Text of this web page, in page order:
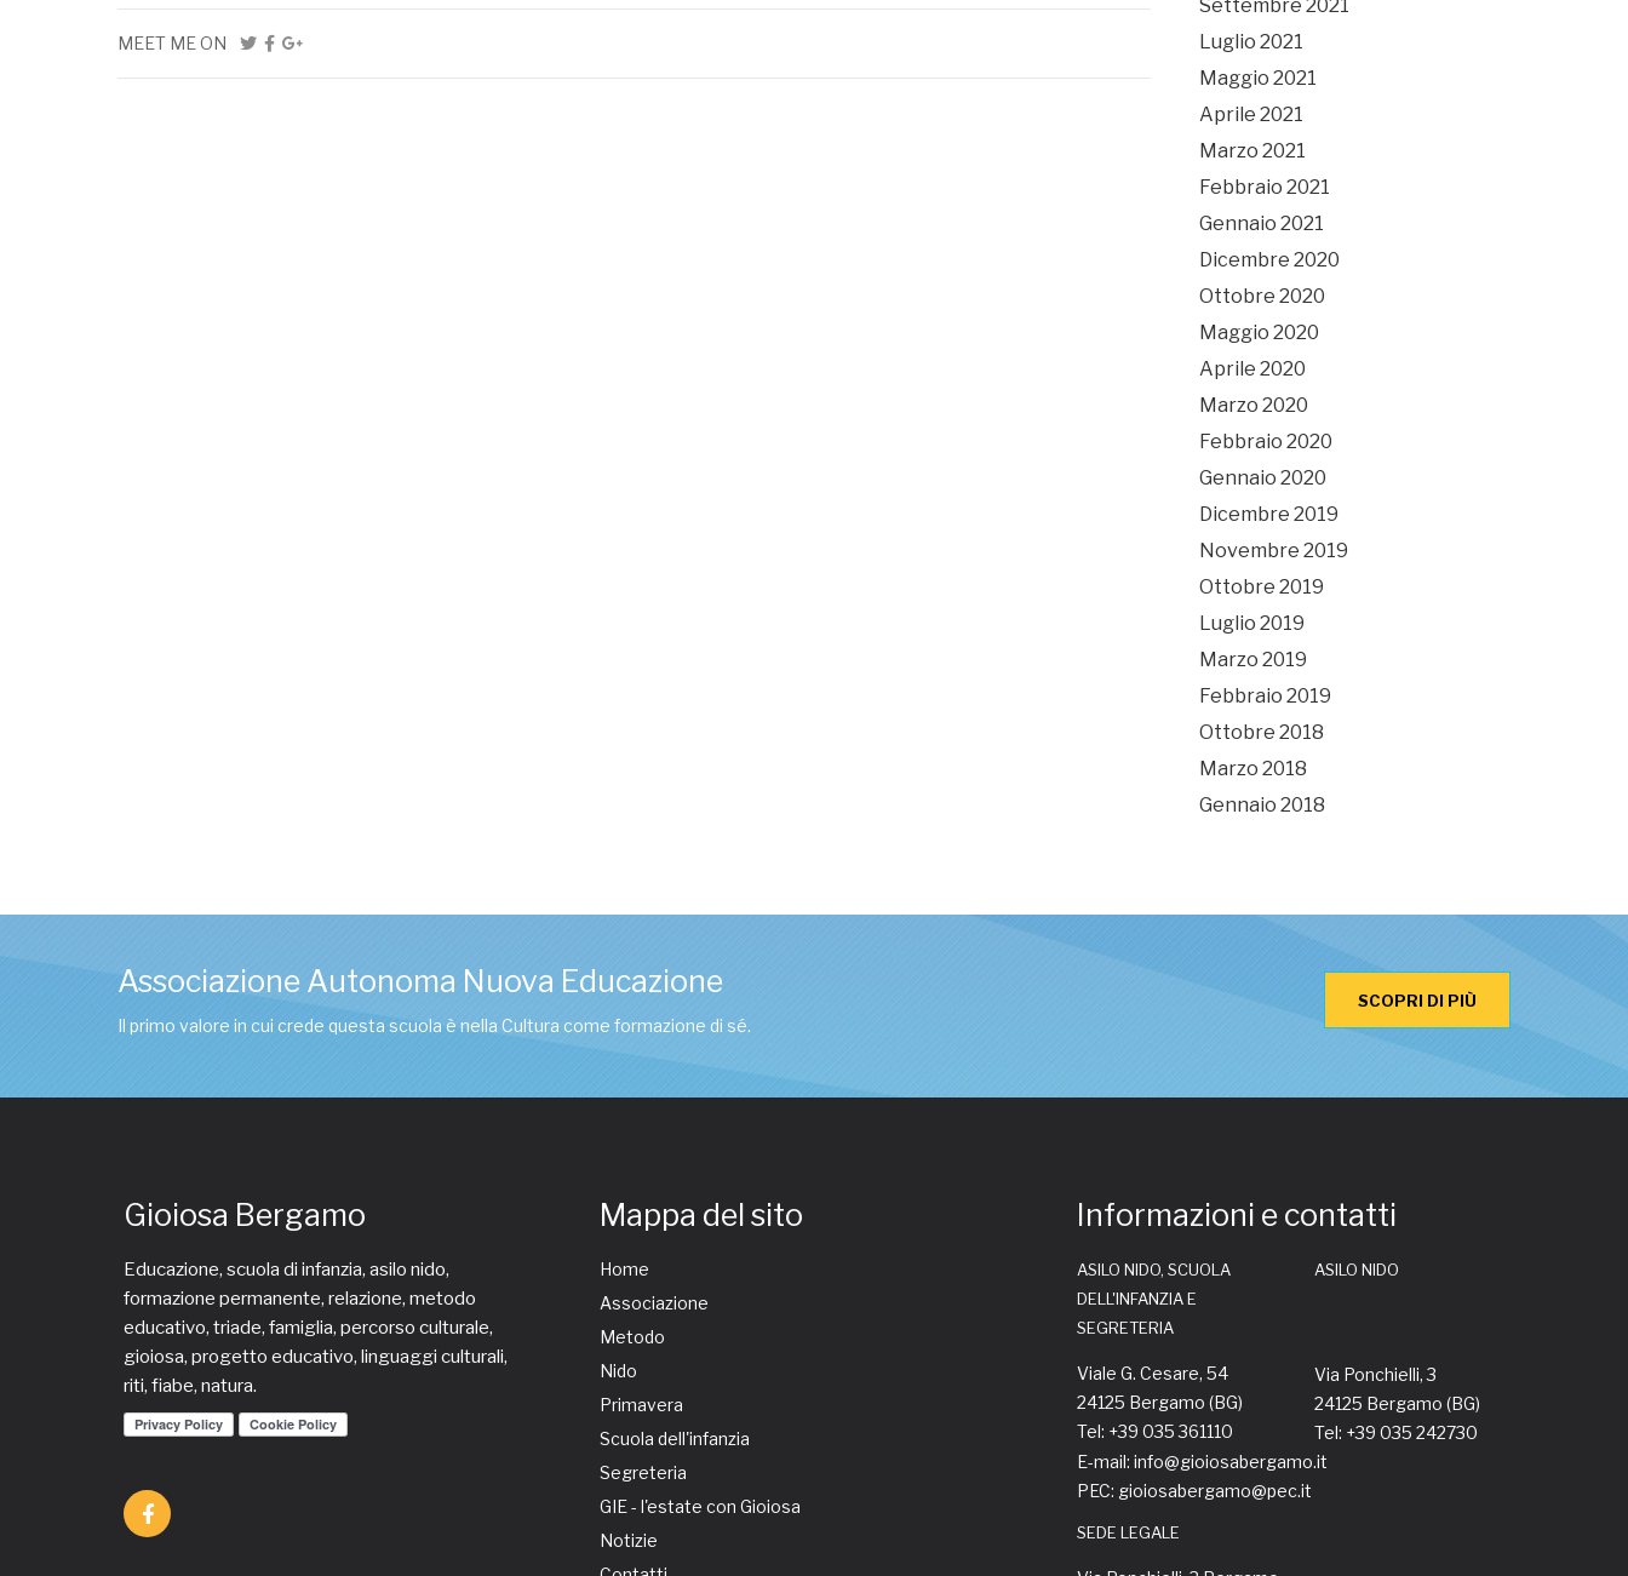
MEET ME ON
Settembre 2021
Luglio 2021
Maggio 2021
Aprile 2021
Marzo 2021
Febbraio 2021
Gennaio 2021
Dicembre 2020
Ottobre 2020
Maggio 2020
Aprile 2020
Marzo 2020
Febbraio 2020
Gennaio 2020
Dicembre 2019
Novembre 2019
Ottobre 2019
Luglio 2019
Marzo 2019
Febbraio 2019
Ottobre 2018
Marzo 2018
Gennaio 2018
Associazione Autonoma Nuova Educazione
Il primo valore in cui crede questa scuola è nella Cultura come formazione di sé.
SCOPRI DI PIÙ
Gioiosa Bergamo
Educazione, scuola di infanzia, asilo nido,
formazione permanente, relazione, metodo
educativo, triade, famiglia, percorso culturale,
gioiosa, progetto educativo, linguaggi culturali,
riti, fiabe, natura.
Mappa del sito
Home
Associazione
Metodo
Nido
Primavera
Scuola dell'infanzia
Segreteria
GIE - l'estate con Gioiosa
Notizie
Informazioni e contatti
ASILO NIDO, SCUOLA
DELL'INFANZIA E
SEGRETERIA
Viale G. Cesare, 54
24125 Bergamo (BG)
Tel: +39 035 361110
ASILO NIDO
Via Ponchielli, 3
24125 Bergamo (BG)
Tel: +39 035 242730
E-mail: info@gioiosabergamo.it
PEC: gioiosabergamo@pec.it
SEDE LEGALE